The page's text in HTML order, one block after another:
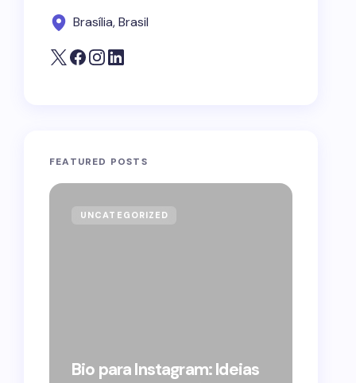
Brasília, Brasil
FEATURED POSTS
UNCATEGORIZED
Bio para Instagram: Ideias